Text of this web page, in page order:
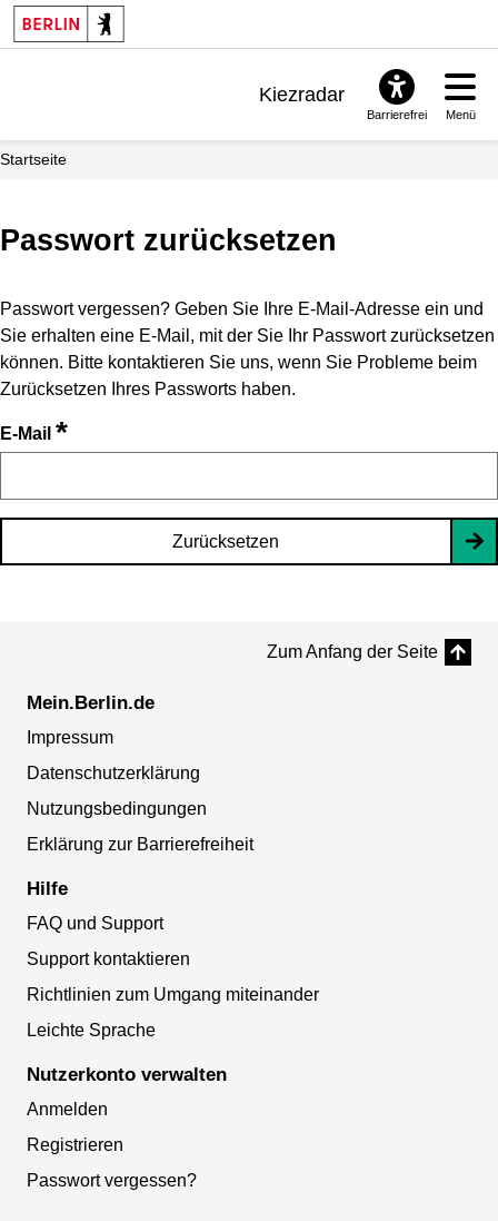
Kiezradar
Barrierefrei Menü
Startseite
Passwort zurücksetzen
Passwort vergessen? Geben Sie Ihre E-Mail-Adresse ein und
Sie erhalten eine E-Mail, mit der Sie Ihr Passwort zurücksetzen
können. Bitte kontaktieren Sie uns, wenn Sie Probleme beim
Zurücksetzen Ihres Passworts haben.
E-Mail *
Zurücksetzen
Zum Anfang der Seite
Mein.Berlin.de
Impressum
Datenschutzerklärung
Nutzungsbedingungen
Erklärung zur Barrierefreiheit
Hilfe
FAQ und Support
Support kontaktieren
Richtlinien zum Umgang miteinander
Leichte Sprache
Nutzerkonto verwalten
Anmelden
Registrieren
Passwort vergessen?